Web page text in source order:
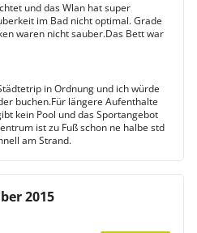
und das Wlan hat super
im Bad nicht optimal. Grade
waren nicht sauber.Das Bett war
in Ordnung und ich würde
buchen.Für längere Aufenthalte
kein Pool und das Sportangebot
ist zu Fuß schon ne halbe std
am Strand.
2015